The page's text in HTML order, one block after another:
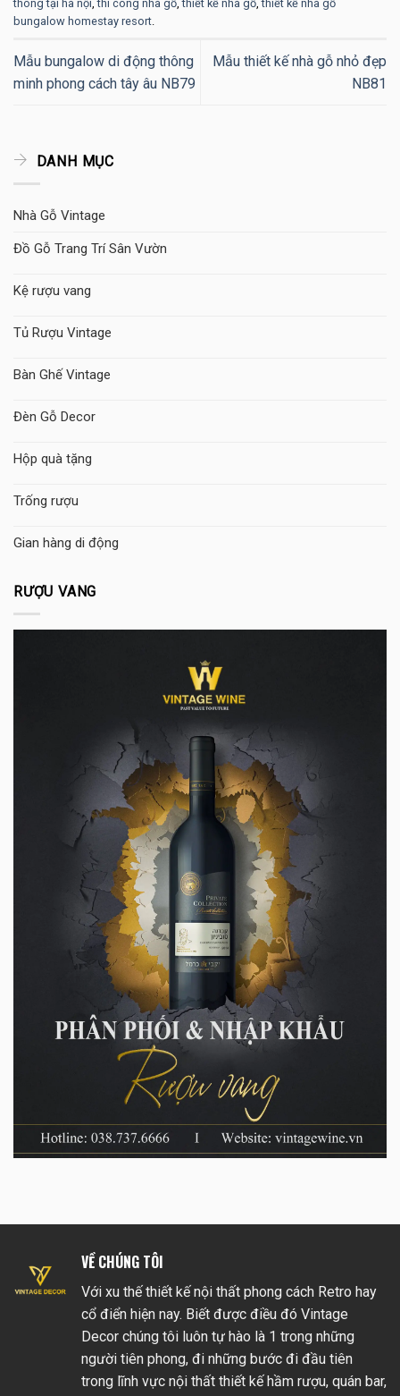
thông tại hà nội,thi công nhà gỗ,thiết kế nhà gỗ,thiết kế nhà gỗ
bungalow homestay resort.
Mẫu bungalow di động thông
minh phong cách tây âu NB79
Mẫu thiết kế nhà gỗ nhỏ đẹp
NB81
DANH MỤC
Nhà Gỗ Vintage
Đồ Gỗ Trang Trí Sân Vườn
Kệ rượu vang
Tủ Rượu Vintage
Bàn Ghế Vintage
Đèn Gỗ Decor
Hộp quà tặng
Trống rượu
Gian hàng di động
RƯỢU VANG
VỀ CHÚNG TÔI
Với xu thế thiết kế nội thất phong cách Retro hay
cổ điển hiện nay. Biết được điều đó Vintage
Decor chúng tôi luôn tự hào là 1 trong những
người tiên phong, đi những bước đi đầu tiên
trong lĩnh vực nội thất thiết kế hầm rượu, quán bar,